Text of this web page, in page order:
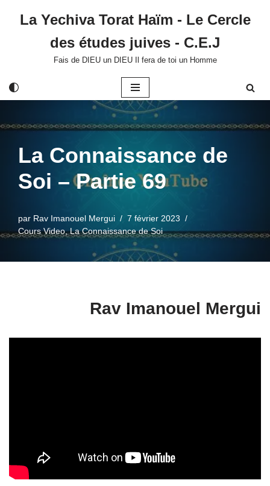
La Yechiva Torat Haïm - Le Cercle
des études juives - C.E.J
Fais de DIEU un DIEU Il fera de toi un Homme
La Connaissance de
Soi – Partie 69
par Rav Imanouel Mergui
7 février 2023
Cours Video,La Connaissance de Soi
Rav Imanouel Mergui